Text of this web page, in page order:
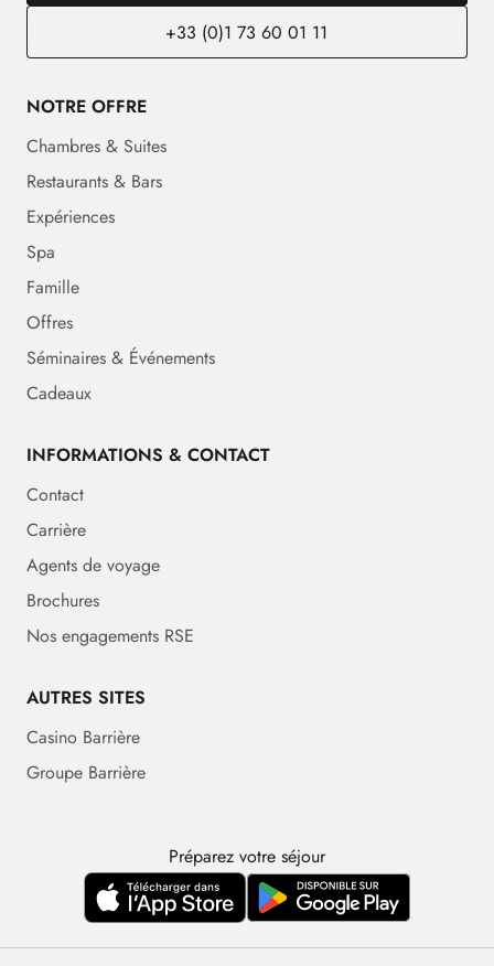
+33 (0)1 73 60 01 11
NOTRE OFFRE
Chambres & Suites
Restaurants & Bars
Expériences
Spa
Famille
Offres
Séminaires & Événements
Cadeaux
INFORMATIONS & CONTACT
Contact
Carrière
Agents de voyage
Brochures
Nos engagements RSE
AUTRES SITES
Casino Barrière
Groupe Barrière
Préparez votre séjour